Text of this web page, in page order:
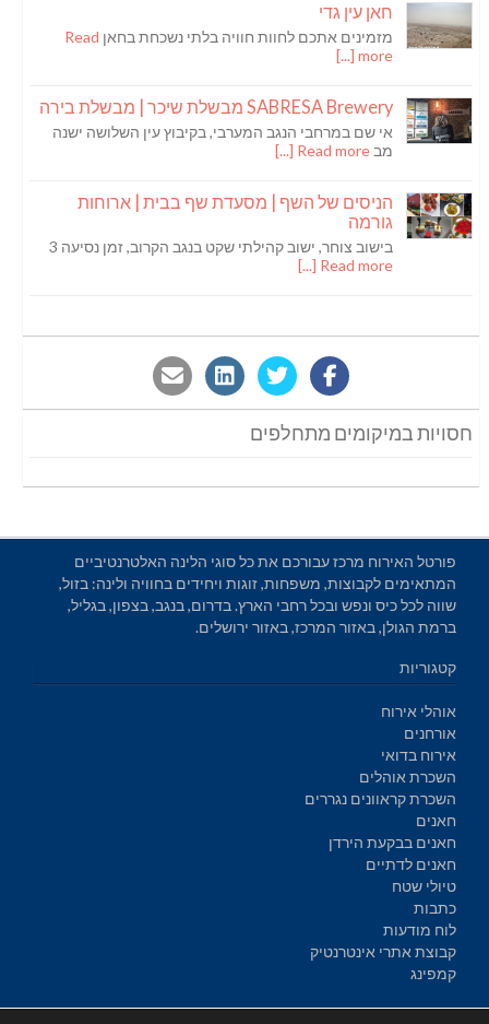
חאן עין גדי
מזמינים אתכם לחוות חוויה בלתי נשכחת בחאן Read
more [...]
SABRESA Brewery מבשלת שיכר | מבשלת בירה
אי שם במרחבי הנגב המערבי, בקיבוץ עין השלושה ישנה
מב Read more [...]
הניסים של השף | מסעדת שף בבית | ארוחות
גורמה
בישוב צוחר, ישוב קהילתי שקט בנגב הקרוב, זמן נסיעה 3
Read more [...]
חסויות במיקומים מתחלפים
פורטל האירוח מרכז עבורכם את כל סוגי הלינה האלטרנטיביים
המתאימים לקבוצות, משפחות, זוגות ויחידים בחוויה ולינה: בזול,
שווה לכל כיס ונפש ובכל רחבי הארץ. בדרום, בנגב, בצפון, בגליל,
ברמת הגולן, באזור המרכז, באזור ירושלים.
קטגוריות
אוהלי אירוח
אורחנים
אירוח בדואי
השכרת אוהלים
השכרת קראוונים נגררים
חאנים
חאנים בבקעת הירדן
חאנים לדתיים
טיולי שטח
כתבות
לוח מודעות
קבוצת אתרי אינטרנטיק
קמפינג